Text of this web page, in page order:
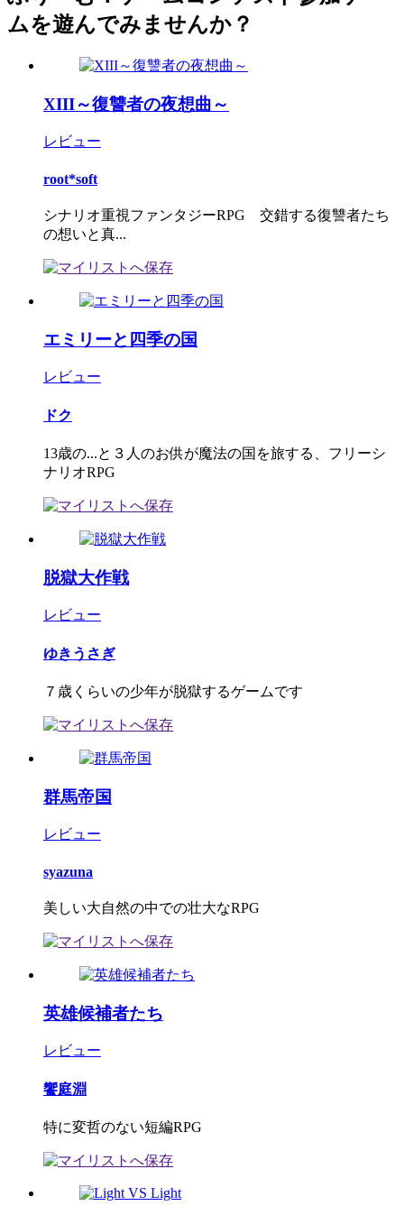
ムを遊んでみませんか？
XIII～復讐者の夜想曲～
レビュー
root*soft
シナリオ重視ファンタジーRPG 交錯する復讐者たち
の想いと真...
エミリーと四季の国
レビュー
ドク
13歳の...と３人のお供が魔法の国を旅する、フリーシ
ナリオRPG
脱獄大作戦
レビュー
ゆきうさぎ
７歳くらいの少年が脱獄するゲームです
群馬帝国
レビュー
syazuna
美しい大自然の中での壮大なRPG
英雄候補者たち
レビュー
饗庭淵
特に変哲のない短編RPG